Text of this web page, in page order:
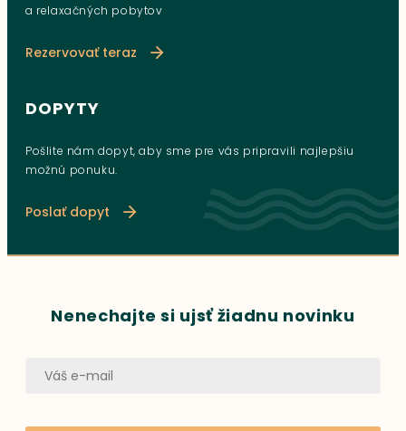
a relaxačných pobytov
Rezervovať teraz
DOPYTY
Pošlite nám dopyt, aby sme pre vás pripravili najlepšiu
možnú ponuku.
Poslať dopyt
Nenechajte si ujsť žiadnu novinku